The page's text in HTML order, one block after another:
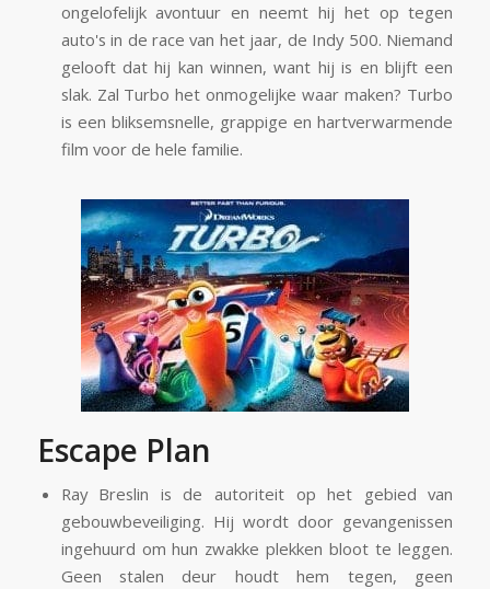
ongelofelijk avontuur en neemt hij het op tegen
auto's in de race van het jaar, de Indy 500. Niemand
gelooft dat hij kan winnen, want hij is en blijft een
slak. Zal Turbo het onmogelijke waar maken? Turbo
is een bliksemsnelle, grappige en hartverwarmende
film voor de hele familie.
Escape Plan
Ray Breslin is de autoriteit op het gebied van
gebouwbeveiliging. Hij wordt door gevangenissen
ingehuurd om hun zwakke plekken bloot te leggen.
Geen stalen deur houdt hem tegen, geen